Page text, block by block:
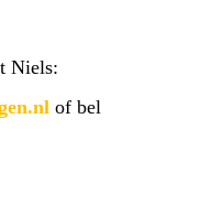
Niels:
of bel